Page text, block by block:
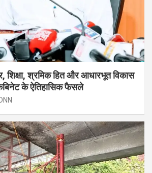
शिक्षा, श्रमिक हित और आधारभूत विकास
के ऐतिहासिक फैसले